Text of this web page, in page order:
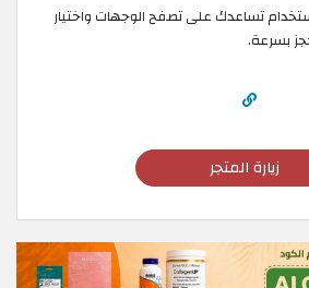
تساعدك على تصفح الوجهات واختيار
بسرعة.
زيارة المتجر